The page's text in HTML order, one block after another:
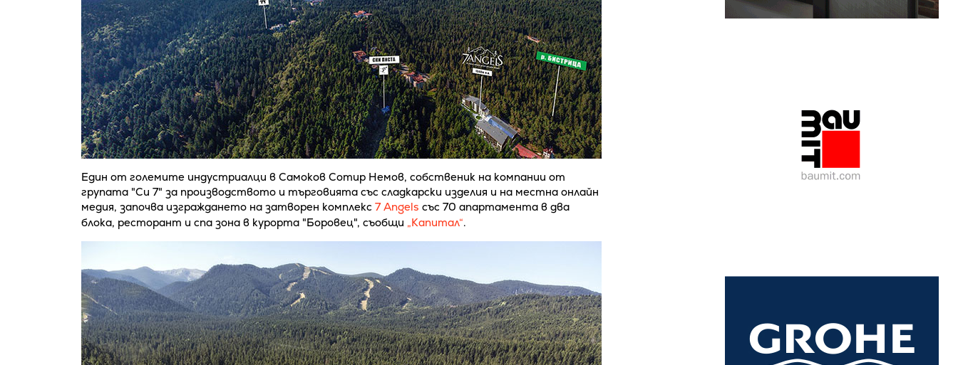
Един от големите индустриалци в Самоков Сотир Немов, собственик на компании от
групата "Си 7" за производството и търговията със сладкарски изделия и на местна онлайн
медия, започва изграждането на затворен комплекс 7 Angels със 70 апартамента в два
блока, ресторант и спа зона в курорта "Боровец", съобщи „Капитал“.